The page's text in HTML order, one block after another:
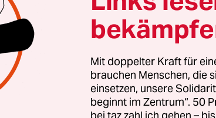
gelten als sozial ungerecht.
Generationen.
also, dass der öffentliche
Land verbreitet. Gigantische 2
musste sich Kassenwart Schäuble so
zuvor. Allein die Zinsen fressen
Mit doppelter Kraft für
brauchen Menschen, die
einsetzen, unsere
beginnt im Zentrum“. 50
bei taz zahl ich gehen –